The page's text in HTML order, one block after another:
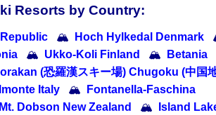
Resorts by Country:
🏔 Hoch Hylkedal Denmark
🏔 Ukko-Koli Finland 🏔
Betania
(恐羅漢スキー場) Chugoku (中国
Italy 🏔
Fontanella-Faschina
Mt. Dobson New Zealand 🏔
Island